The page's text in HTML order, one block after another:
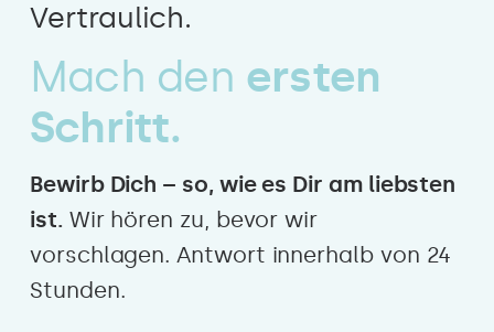
Vertraulich.
Mach den ersten
Schritt.
Bewirb Dich – so, wie es Dir am liebsten
ist. Wir hören zu, bevor wir
vorschlagen. Antwort innerhalb von 24
Stunden.